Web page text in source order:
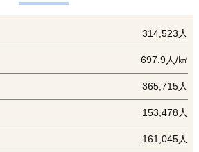
314,523人
697.9人/㎢
365,715人
153,478人
161,045人